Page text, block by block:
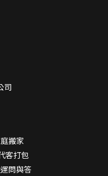
司
搬家
客打包
問與答